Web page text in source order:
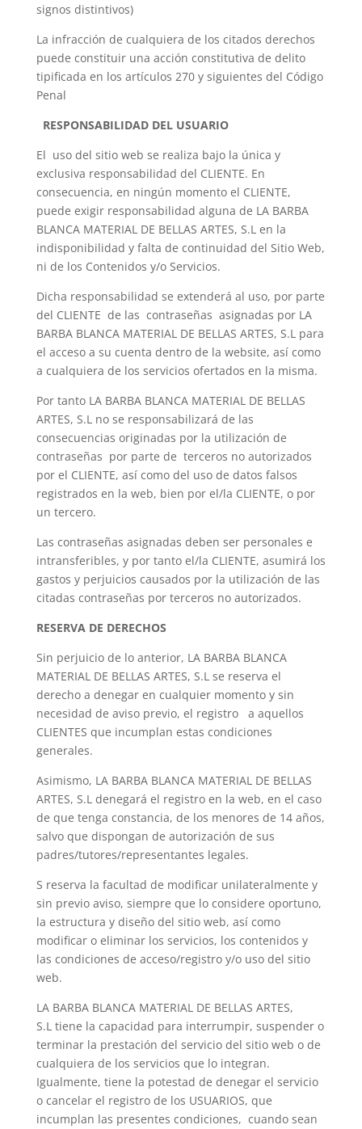
signos distintivos)
La infracción de cualquiera de los citados derechos
puede constituir una acción constitutiva de delito
tipificada en los artículos 270 y siguientes del Código
Penal
RESPONSABILIDAD DEL USUARIO
El uso del sitio web se realiza bajo la única y
exclusiva responsabilidad del CLIENTE. En
consecuencia, en ningún momento el CLIENTE,
puede exigir responsabilidad alguna de LA BARBA
BLANCA MATERIAL DE BELLAS ARTES, S.L en la
indisponibilidad y falta de continuidad del Sitio Web,
ni de los Contenidos y/o Servicios.
Dicha responsabilidad se extenderá al uso, por parte
del CLIENTE de las contraseñas asignadas por LA
BARBA BLANCA MATERIAL DE BELLAS ARTES, S.L para
el acceso a su cuenta dentro de la website, así como
a cualquiera de los servicios ofertados en la misma.
Por tanto LA BARBA BLANCA MATERIAL DE BELLAS
ARTES, S.L no se responsabilizará de las
consecuencias originadas por la utilización de
contraseñas por parte de terceros no autorizados
por el CLIENTE, así como del uso de datos falsos
registrados en la web, bien por el/la CLIENTE, o por
un tercero.
Las contraseñas asignadas deben ser personales e
intransferibles, y por tanto el/la CLIENTE, asumirá los
gastos y perjuicios causados por la utilización de las
citadas contraseñas por terceros no autorizados.
RESERVA DE DERECHOS
Sin perjuicio de lo anterior, LA BARBA BLANCA
MATERIAL DE BELLAS ARTES, S.L se reserva el
derecho a denegar en cualquier momento y sin
necesidad de aviso previo, el registro a aquellos
CLIENTES que incumplan estas condiciones
generales.
Asimismo, LA BARBA BLANCA MATERIAL DE BELLAS
ARTES, S.L denegará el registro en la web, en el caso
de que tenga constancia, de los menores de 14 años,
salvo que dispongan de autorización de sus
padres/tutores/representantes legales.
S reserva la facultad de modificar unilateralmente y
sin previo aviso, siempre que lo considere oportuno,
la estructura y diseño del sitio web, así como
modificar o eliminar los servicios, los contenidos y
las condiciones de acceso/registro y/o uso del sitio
web.
LA BARBA BLANCA MATERIAL DE BELLAS ARTES,
S.L tiene la capacidad para interrumpir, suspender o
terminar la prestación del servicio del sitio web o de
cualquiera de los servicios que lo integran.
Igualmente, tiene la potestad de denegar el servicio
o cancelar el registro de los USUARIOS, que
incumplan las presentes condiciones, cuando sean